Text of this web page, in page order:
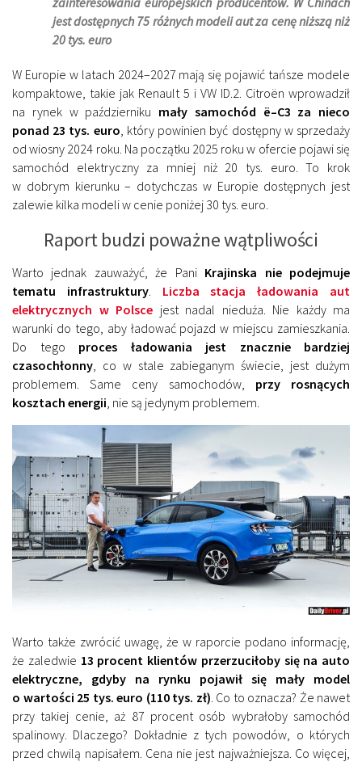
jest dostępnych 75 różnych modeli aut za cenę niższą niż
20 tys. euro
W Europie w latach 2024–2027 mają się pojawić tańsze modele
kompaktowe, takie jak Renault 5 i VW ID.2. Citroën wprowadził
na rynek w październiku mały samochód ë–C3 za nieco
ponad 23 tys. euro, który powinien być dostępny w sprzedaży
od wiosny 2024 roku. Na początku 2025 roku w ofercie pojawi się
samochód elektryczny za mniej niż 20 tys. euro. To krok
w dobrym kierunku – dotychczas w Europie dostępnych jest
zalewie kilka modeli w cenie poniżej 30 tys. euro.
Raport budzi poważne wątpliwości
Warto jednak zauważyć, że Pani Krajinska nie podejmuje
tematu infrastruktury. Liczba stacja ładowania aut
elektrycznych w Polsce jest nadal nieduża. Nie każdy ma
warunki do tego, aby ładować pojazd w miejscu zamieszkania.
Do tego proces ładowania jest znacznie bardziej
czasochłonny, co w stale zabieganym świecie, jest dużym
problemem. Same ceny samochodów, przy rosnących
kosztach energii, nie są jedynym problemem.
Warto także zwrócić uwagę, że w raporcie podano informację,
że zaledwie 13 procent klientów przerzuciłoby się na auto
elektryczne, gdyby na rynku pojawił się mały model
o wartości 25 tys. euro (110 tys. zł). Co to oznacza? Że nawet
przy takiej cenie, aż 87 procent osób wybrałoby samochód
spalinowy. Dlaczego? Dokładnie z tych powodów, o których
przed chwilą napisałem. Cena nie jest najważniejsza. Co więcej,